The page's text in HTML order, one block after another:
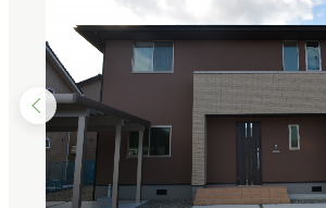
メンテナンス
家づくりの流れ
リフォーム イベント・ニュース